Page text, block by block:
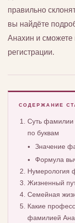
правильно
вы найдёте
Анахин и сможете
регистрации.
СОДЕРЖАНИЕ
Суть фамилии
по буквам
Значение
Формула
Нумерология
Жизненный
Семейная
Какие
фамилией